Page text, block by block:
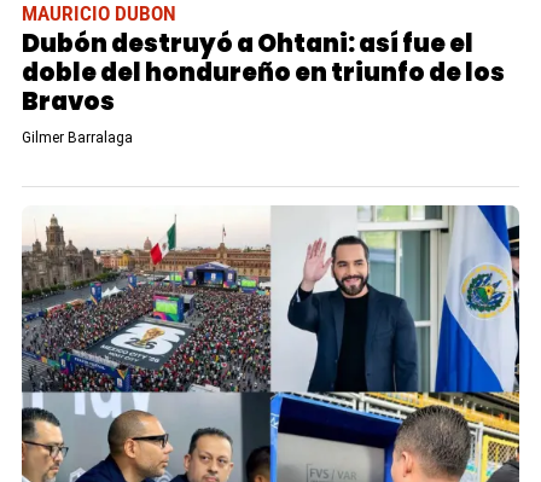
MAURICIO DUBON
Dubón destruyó a Ohtani: así fue el
doble del hondureño en triunfo de los
Bravos
Gilmer Barralaga